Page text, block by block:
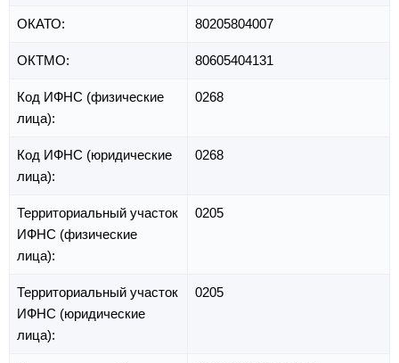
ОКАТО: 80205804007
ОКТМО: 80605404131
Код ИФНС (физические
лица):
0268
Код ИФНС (юридические
лица):
0268
Территориальный участок
ИФНС (физические
лица):
0205
Территориальный участок
ИФНС (юридические
лица):
0205